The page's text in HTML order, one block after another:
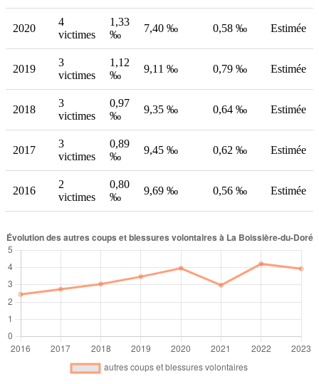
2020
4
victimes
1,33
‰
7,40 ‰ 0,58 ‰ Estimée
2019
3
victimes
1,12
‰
9,11 ‰ 0,79 ‰ Estimée
2018
3
victimes
0,97
‰
9,35 ‰ 0,64 ‰ Estimée
2017
3
victimes
0,89
‰
9,45 ‰ 0,62 ‰ Estimée
2016
2
victimes
0,80
‰
9,69 ‰ 0,56 ‰ Estimée